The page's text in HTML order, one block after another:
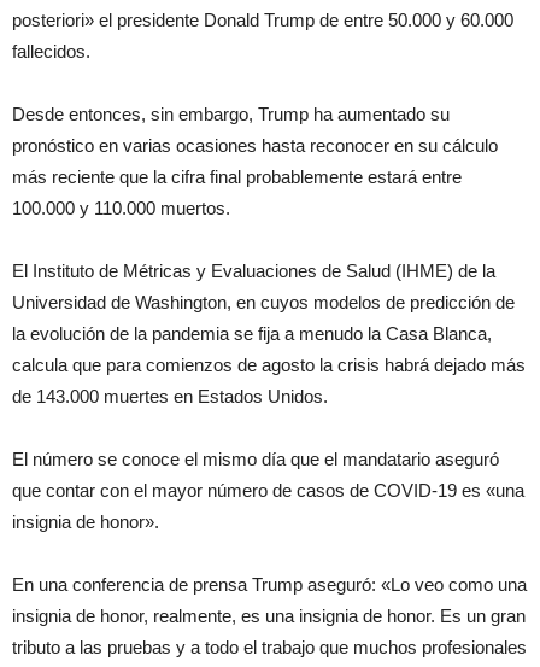
posteriori» el presidente Donald Trump de entre 50.000 y 60.000
fallecidos.
Desde entonces, sin embargo, Trump ha aumentado su
pronóstico en varias ocasiones hasta reconocer en su cálculo
más reciente que la cifra final probablemente estará entre
100.000 y 110.000 muertos.
El Instituto de Métricas y Evaluaciones de Salud (IHME) de la
Universidad de Washington, en cuyos modelos de predicción de
la evolución de la pandemia se fija a menudo la Casa Blanca,
calcula que para comienzos de agosto la crisis habrá dejado más
de 143.000 muertes en Estados Unidos.
El número se conoce el mismo día que el mandatario aseguró
que contar con el mayor número de casos de COVID-19 es «una
insignia de honor».
En una conferencia de prensa Trump aseguró: «Lo veo como una
insignia de honor, realmente, es una insignia de honor. Es un gran
tributo a las pruebas y a todo el trabajo que muchos profesionales